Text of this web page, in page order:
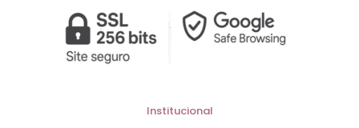
Institucional